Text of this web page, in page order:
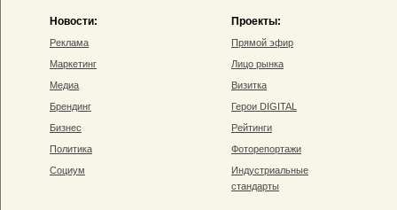
Новости:
Реклама
Маркетинг
Медиа
Брендинг
Бизнес
Политика
Социум
Проекты:
Прямой эфир
Лицо рынка
Визитка
Герои DIGITAL
Рейтинги
Фоторепортажи
Индустриальные
стандарты